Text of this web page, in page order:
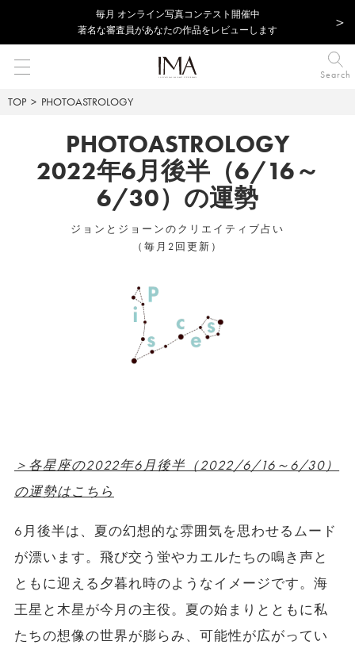
毎⽉ オンライン写真コンテスト開催中
著名な審査員があなたの作品をレビューします
Search
TOP PHOTOASTROLOGY
PHOTOASTROLOGY
2022年6月後半（6/16～
6/30）の運勢
ジョンとジョーンのクリエイティブ占い
（毎月2回更新）
＞各星座の2022年6月後半（2022/6/16～6/30）
の運勢はこちら
6月後半は、夏の幻想的な雰囲気を思わせるムード
が漂います。飛び交う蛍やカエルたちの鳴き声と
ともに迎える夕暮れ時のようなイメージです。海
王星と木星が今月の主役。夏の始まりとともに私
たちの想像の世界が膨らみ、可能性が広がってい